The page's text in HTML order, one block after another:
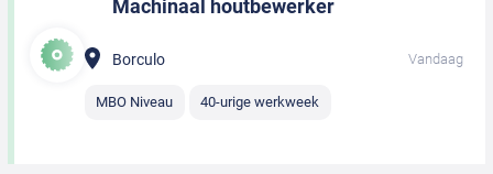
Machinaal houtbewerker
Borculo Vandaag
MBO Niveau 40-urige werkweek